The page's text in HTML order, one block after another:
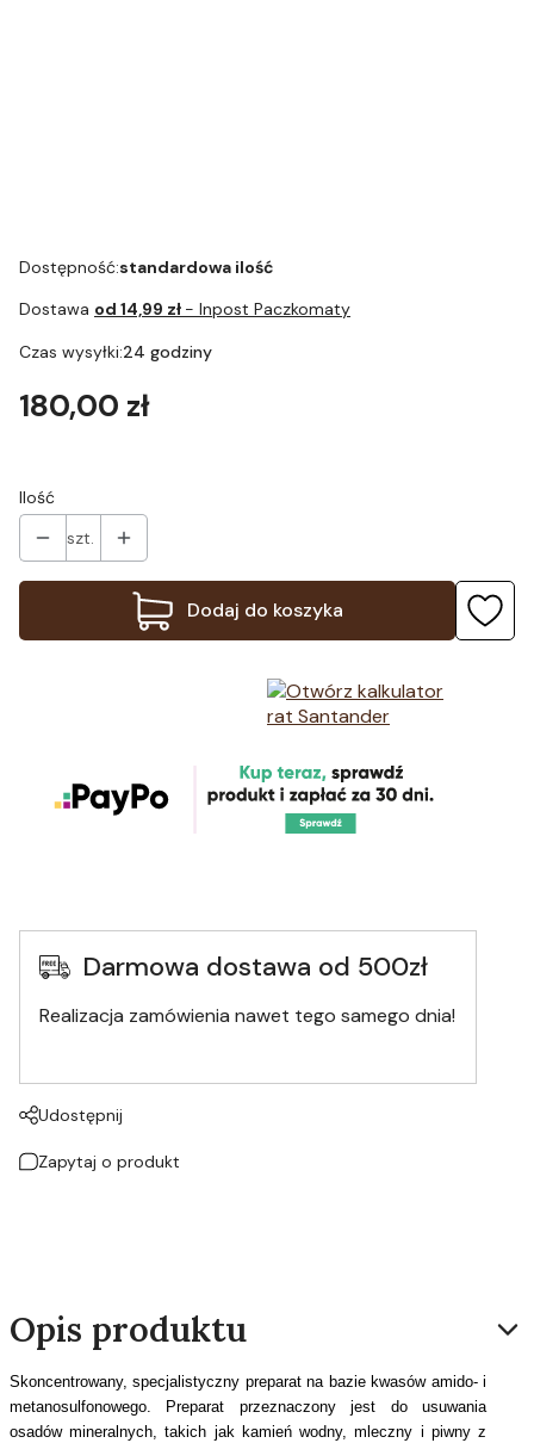
Dostępność:standardowa ilość
Dostawa od 14,99 zł - Inpost Paczkomaty
Czas wysyłki:24 godziny
Cena
180,00 zł
Ilość
szt.
Dodaj do koszyka
Darmowa dostawa od 500zł
Realizacja zamówienia nawet tego samego dnia!
Udostępnij
Zapytaj o produkt
Opis produktu
Skoncentrowany, specjalistyczny preparat na bazie kwasów amido- i
metanosulfonowego. Preparat przeznaczony jest do usuwania
osadów mineralnych, takich jak kamień wodny, mleczny i piwny z